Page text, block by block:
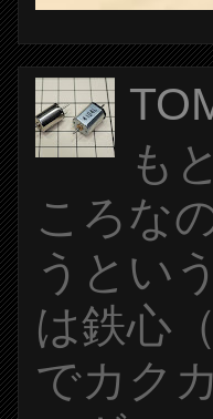
も
ころな
うとい
は鉄心
でカク